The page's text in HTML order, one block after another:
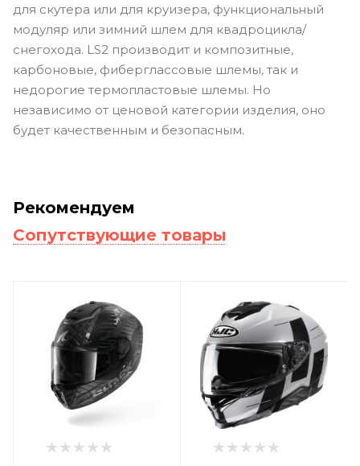
для скутера или для круизера, функциональный
модуляр или зимний шлем для квадроцикла/
снегохода. LS2 производит и композитные,
карбоновые, фиберглассовые шлемы, так и
недорогие термопластовые шлемы. Но
независимо от ценовой категории изделия, оно
будет качественным и безопасным.
Рекомендуем
Сопутствующие товары